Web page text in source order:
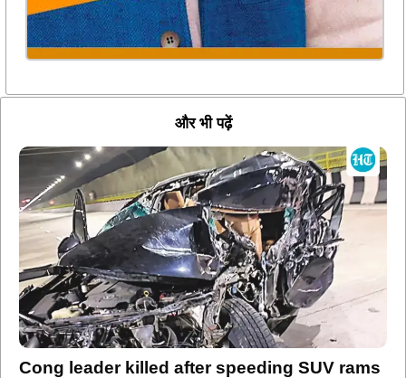
और भी पढ़ें
Cong leader killed after speeding SUV rams